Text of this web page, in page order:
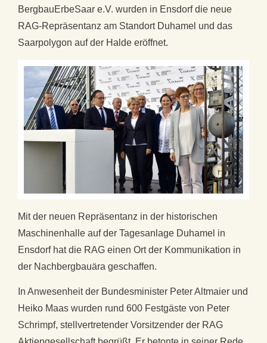
BergbauErbeSaar e.V. wurden in Ensdorf die neue
RAG-Repräsentanz am Standort Duhamel und das
Saarpolygon auf der Halde eröffnet.
Mit der neuen Repräsentanz in der historischen
Maschinenhalle auf der Tagesanlage Duhamel in
Ensdorf hat die RAG einen Ort der Kommunikation in
der Nachbergbauära geschaffen.
In Anwesenheit der Bundesminister Peter Altmaier und
Heiko Maas wurden rund 600 Festgäste von Peter
Schrimpf, stellvertretender Vorsitzender der RAG